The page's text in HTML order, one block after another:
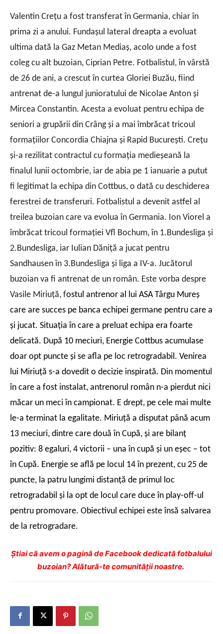
Valentin Creţu a fost transferat în Germania, chiar în
prima zi a anului. Fundaşul lateral dreapta a evoluat
ultima dată la Gaz Metan Mediaş, acolo unde a fost
coleg cu alt buzoian, Ciprian Petre. Fotbalistul, în vârstă
de 26 de ani, a crescut în curtea Gloriei Buzău, fiind
antrenat de-a lungul junioratului de Nicolae Anton şi
Mircea Constantin. Acesta a evoluat pentru echipa de
seniori a grupării din Crâng şi a mai îmbrăcat tricoul
formaţiilor Concordia Chiajna şi Rapid Bucureşti. Creţu
şi-a rezilitat contractul cu formaţia medieşeană la
finalul lunii octombrie, iar de abia pe 1 ianuarie a putut
fi legitimat la echipa din Cottbus, o dată cu deschiderea
ferestrei de transferuri. Fotbalistul a devenit astfel al
treilea buzoian care va evolua în Germania. Ion Viorel a
îmbrăcat tricoul formaţiei Vfl Bochum, în 1.Bundesliga şi
2.Bundesliga, iar Iulian Dăniţă a jucat pentru
Sandhausen în 3.Bundesliga şi liga a IV-a. Jucătorul
buzoian va fi antrenat de un român. Este vorba despre
Vasile Miriuţă, fostul antrenor al lui ASA Târgu Mureş
care are succes pe banca echipei germane pentru care a
şi jucat. Situaţia în care a preluat echipa era foarte
delicată. După 10 meciuri, Energie Cottbus acumulase
doar opt puncte şi se afla pe loc retrogradabil. Venirea
lui Miriuţă s-a dovedit o decizie inspirată. Din momentul
în care a fost instalat, antrenorul român n-a pierdut nici
măcar un meci în campionat. E drept, pe cele mai multe
le-a terminat la egalitate. Miriuţă a disputat până acum
13 meciuri, dintre care două în Cupă, şi are bilanţ
pozitiv: 8 egaluri, 4 victorii – una în cupă şi un eşec – tot
în Cupă. Energie se află pe locul 14 în prezent, cu 25 de
puncte, la patru lungimi distanţă de primul loc
retrogradabil şi la opt de locul care duce în play-off-ul
pentru promovare. Obiectivul echipei este însă salvarea
de la retrogradare.
Ştiai că avem o pagină de Facebook dedicată fotbalului
buzoian? Alătură-te comunității noastre.